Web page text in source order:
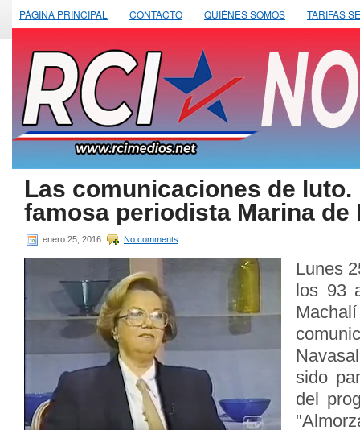
PÁGINA PRINCIPAL CONTACTO QUIÉNES SOMOS TARIFAS
Las comunicaciones de luto.
famosa periodista Marina de
enero 25, 2016 No comments
Lunes
los 93
sido
del